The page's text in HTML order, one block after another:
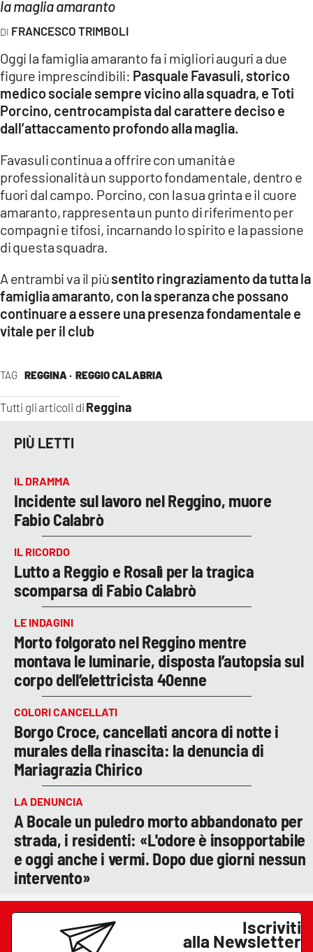
LAC NETWORK
LaC
Network
LACPLAY.IT
LACTV.IT
LACONAIR.IT
LACITYMAG.IT
ILREGGINO.IT
COSENZACHANNEL.IT
ILVIBONESE.IT
CATANZAROCHANNEL.IT
App
la maglia amaranto
FRANCESCO TRIMBOLI
TAG REGGINA · REGGIO CALABRIA
Tutti gli articoli di Reggina
Oggi la famiglia amaranto fa i migliori auguri a due
figure imprescindibili: Pasquale Favasuli, storico
medico sociale sempre vicino alla squadra, e Toti
Porcino, centrocampista dal carattere deciso e
dall’attaccamento profondo alla maglia.
Favasuli continua a offrire con umanità e
professionalità un supporto fondamentale, dentro e
fuori dal campo. Porcino, con la sua grinta e il cuore
amaranto, rappresenta un punto di riferimento per
compagni e tifosi, incarnando lo spirito e la passione
di questa squadra.
A entrambi va il piùsentito ringraziamento da tutta la
famiglia amaranto, con la speranza che possano
continuare a essere una presenza fondamentale e
vitale per il club
PIÙ LETTI
IL DRAMMA
Incidente sul lavoro nel Reggino, muore
Fabio Calabrò
IL RICORDO
Lutto a Reggio e Rosalì per la tragica
scomparsa di Fabio Calabrò
LE INDAGINI
Morto folgorato nel Reggino mentre
montava le luminarie, disposta l’autopsia sul
corpo dell’elettricista 40enne
COLORI CANCELLATI
Borgo Croce, cancellati ancora di notte i
murales della rinascita: la denuncia di
Mariagrazia Chirico
LA DENUNCIA
A Bocale un puledro morto abbandonato per
strada, i residenti: «L'odore è insopportabile
e oggi anche i vermi. Dopo due giorni nessun
intervento»
Iscriviti
alla Newsletter